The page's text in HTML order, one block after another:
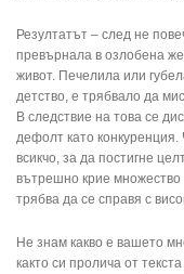
Резултатът – след не
превърнала в озлобена
живот. Печелила или
детство, е трябвало да
В следствие на това се
дефолт като конкуренция.
всикчо, за да постигне
вътрешно крие множество
трябва да се справя с
Не знам какво е вашето
както си пролича от